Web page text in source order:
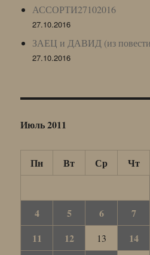
АССОРТИ27102016
27.10.2016
ЗАЕЦ и ДАВИД (из
27.10.2016
Июль 2011
Пн Вт Ср Чт
4
5 6 7
11
12 13 14